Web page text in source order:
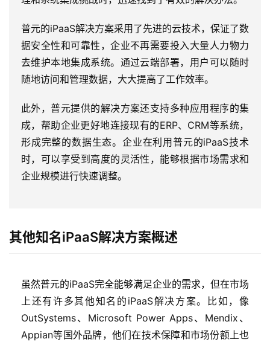
普元的iPaaS解决方案采用了先进的云技术，保证了数
据安全性和可靠性，企业不再需要投入大量人力物力
去维护本地集成系统。通过云端部署，用户可以随时
随地访问和管理数据，大大提高了工作效率。
此外，普元提供的解决方案还支持多种应用程序的集
成，帮助企业更好地连接现有的ERP、CRM等系统，
形成完整的数据生态。企业在利用普元的iPaaS技术
时，可以享受到高度的灵活性，能够根据市场需求和
企业规模进行快速调整。
其他知名iPaaS解决方案概述
虽然普元的iPaaS完全能够满足企业的需求，但在市场
上还有许多其他知名的iPaaS解决方案。比如，像
OutSystems、Microsoft Power Apps、Mendix、
Appian等国外品牌，他们在技术保障和市场份额上也